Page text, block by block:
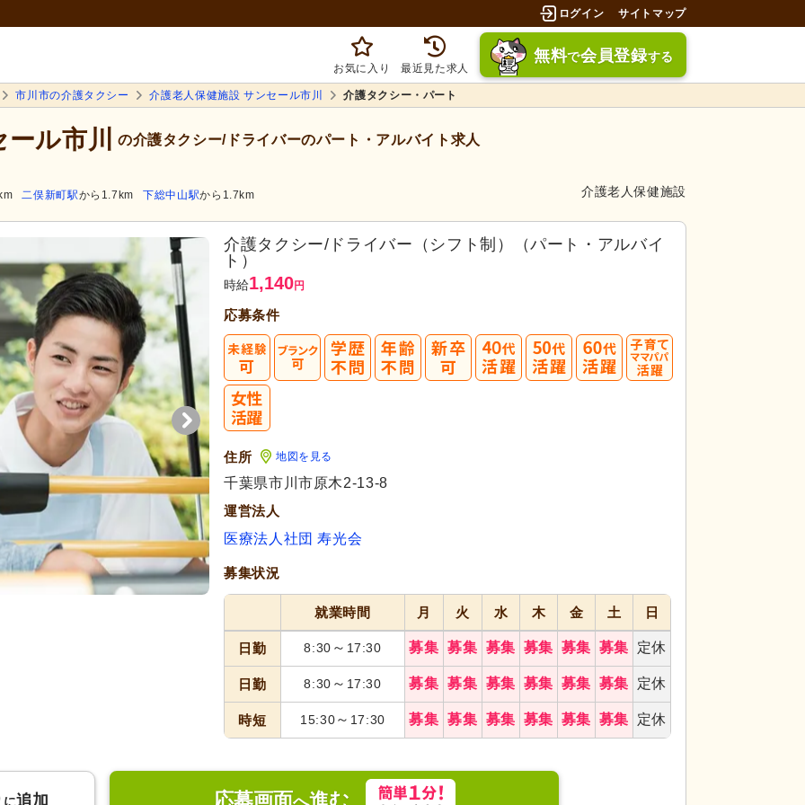
ログイン サイトマップ
お気に入り 最近見た求人
無料で会員登録する
市川市の介護タクシー 介護老人保健施設 サンセール市川 介護タクシー・パート
ル市川 の介護タクシー/ドライバーのパート・アルバイト求人
介護老人保健施設
二俣新町駅から1.7km 下総中山駅から1.7km
介護タクシー/ドライバー（シフト制）（パート・アルバイ
ト）
時給1,140円
応募条件
住所 地図を見る
千葉県市川市原木2-13-8
運営法人
医療法人社団 寿光会
募集状況
就業時間 月 火 水 木 金 土 日
日勤 8:30 ～ 17:30 募集 募集 募集 募集 募集 募集 定休
日勤 8:30 ～ 17:30 募集 募集 募集 募集 募集 募集 定休
時短 15:30～ 17:30 募集 募集 募集 募集 募集 募集 定休
に追加 応募画面へ進む